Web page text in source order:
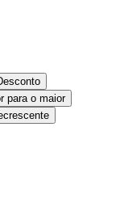
para o maior